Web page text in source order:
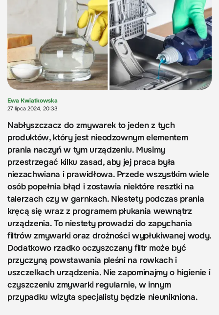
Ewa Kwiatkowska
27 lipca 2024, 20:33
Nabłyszczacz do zmywarek to jeden z tych
produktów, który jest nieodzownym elementem
prania naczyń w tym urządzeniu. Musimy
przestrzegać kilku zasad, aby jej praca była
niezachwiana i prawidłowa. Przede wszystkim wiele
osób popełnia błąd i zostawia niektóre resztki na
talerzach czy w garnkach. Niestety podczas prania
kręcą się wraz z programem płukania wewnątrz
urządzenia. To niestety prowadzi do zapychania
filtrów zmywarki oraz drożności wypłukiwanej wody.
Dodatkowo rzadko oczyszczany filtr może być
przyczyną powstawania pleśni na rowkach i
uszczelkach urządzenia. Nie zapominajmy o higienie i
czyszczeniu zmywarki regularnie, w innym
przypadku wizyta specjalisty będzie nieunikniona.